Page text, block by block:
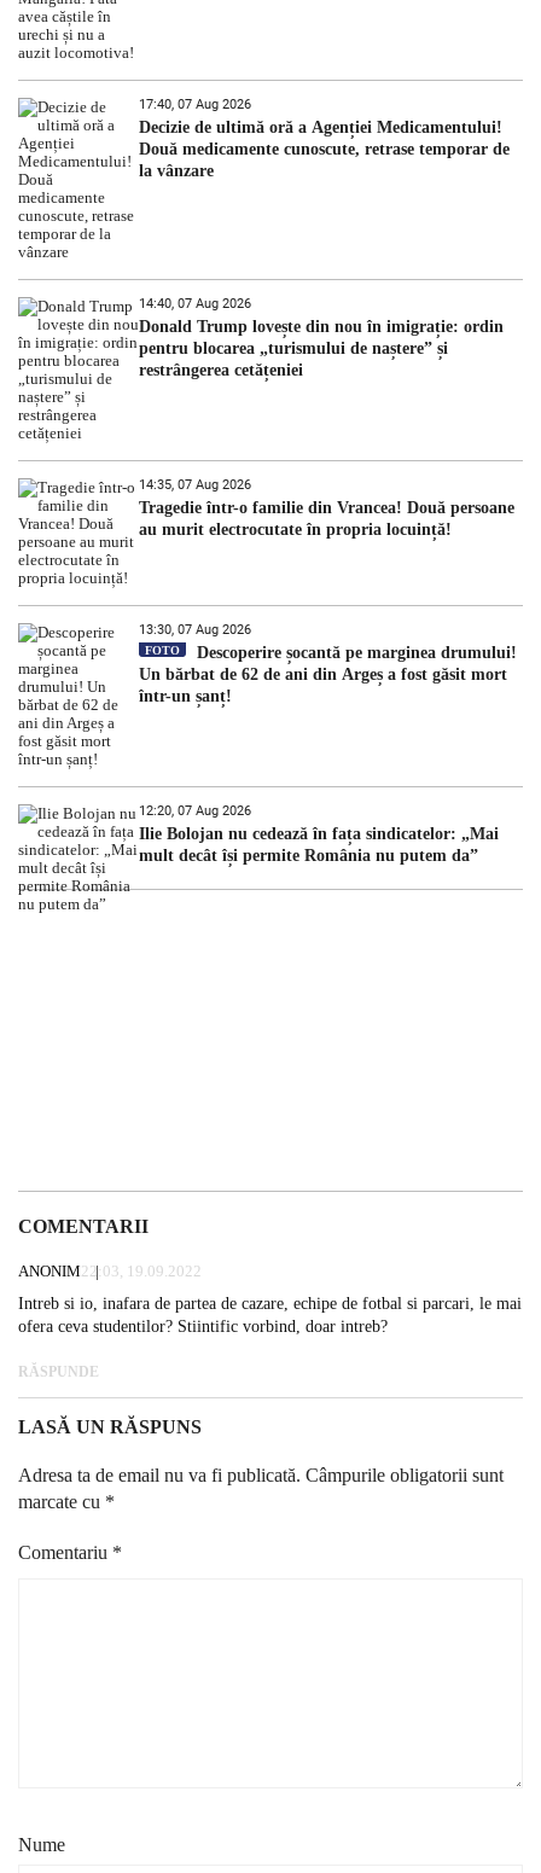
17:40, 07 Aug 2026
Decizie de ultimă oră a Agenției Medicamentului!
Două medicamente cunoscute, retrase temporar de
la vânzare
14:40, 07 Aug 2026
Donald Trump lovește din nou în imigrație: ordin
pentru blocarea „turismului de naștere” și
restrângerea cetățeniei
14:35, 07 Aug 2026
Tragedie într-o familie din Vrancea! Două persoane
au murit electrocutate în propria locuință!
13:30, 07 Aug 2026
FOTO
Descoperire șocantă pe marginea drumului!
Un bărbat de 62 de ani din Argeș a fost găsit mort
într-un șanț!
12:20, 07 Aug 2026
Ilie Bolojan nu cedează în fața sindicatelor: „Mai
mult decât își permite România nu putem da”
COMENTARII
ANONIM22:03, 19.09.2022
Intreb si io, inafara de partea de cazare, echipe de fotbal si parcari, le mai
ofera ceva studentilor? Stiintific vorbind, doar intreb?
RĂSPUNDE
LASĂ UN RĂSPUNS
Adresa ta de email nu va fi publicată. Câmpurile obligatorii sunt
marcate cu *
Comentariu *
Nume